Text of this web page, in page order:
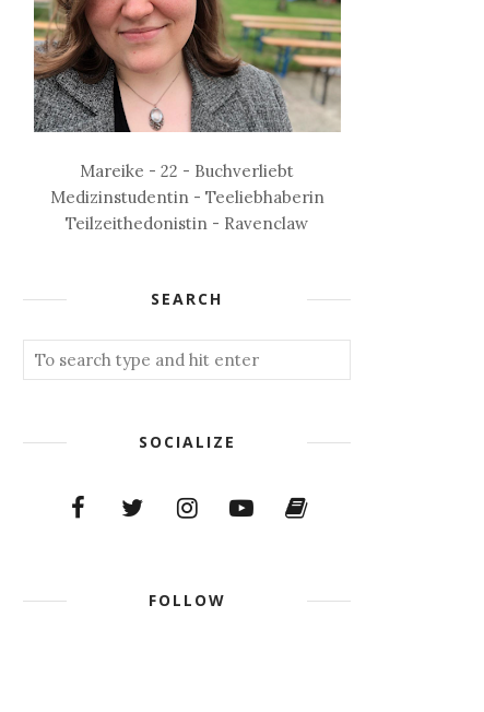
Mareike - 22 - Buchverliebt
Medizinstudentin - Teeliebhaberin
Teilzeithedonistin - Ravenclaw
SEARCH
SOCIALIZE
FOLLOW